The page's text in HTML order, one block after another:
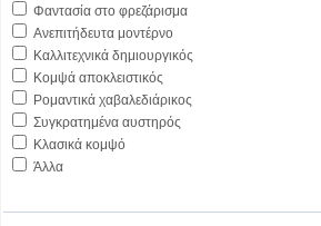
Φαντασία στο φρεζάρισμα
Ανεπιτήδευτα μοντέρνο
Καλλιτεχνικά δημιουργικός
Κομψά αποκλειστικός
Ρομαντικά χαβαλεδιάρικος
Συγκρατημένα αυστηρός
Κλασικά κομψό
Άλλα